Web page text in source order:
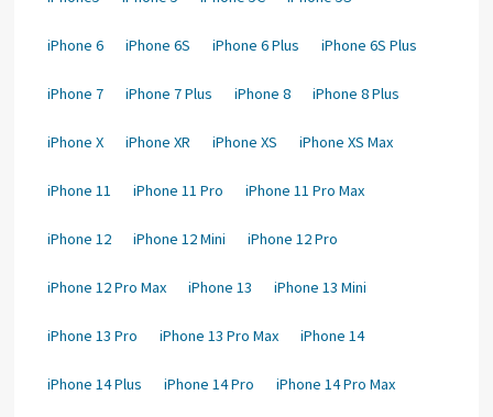
iPhone 6 iPhone 6S iPhone 6 Plus iPhone 6S Plus
iPhone 7 iPhone 7 Plus iPhone 8 iPhone 8 Plus
iPhone X iPhone XR iPhone XS iPhone XS Max
iPhone 11 iPhone 11 Pro iPhone 11 Pro Max
iPhone 12 iPhone 12 Mini iPhone 12 Pro
iPhone 12 Pro Max iPhone 13 iPhone 13 Mini
iPhone 13 Pro iPhone 13 Pro Max iPhone 14
iPhone 14 Plus iPhone 14 Pro iPhone 14 Pro Max